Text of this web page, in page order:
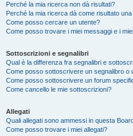
Perché la mia ricerca non dà risultati?
Perché la mia ricerca dà come risultato
Come posso cercare un utente?
Come posso trovare i miei messaggi e i
Sottoscrizioni e segnalibri
Qual è la differenza fra segnalibri e
Come posso sottoscrivere un segnalibro o
Come posso sottoscrivere un forum
Come cancello le mie sottoscrizioni?
Allegati
Quali allegati sono ammessi in questa
Come posso trovare i miei allegati?